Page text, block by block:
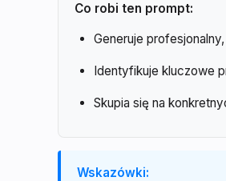
Co robi ten prompt:
Generuje
Identyfikuje kluczowe
Skupia się na
Wskazówki: